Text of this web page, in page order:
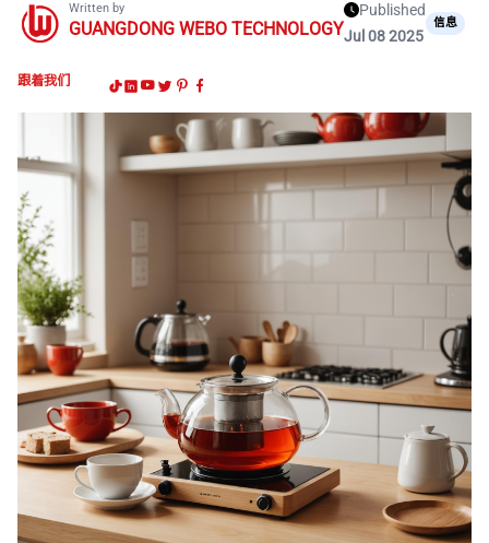
Written by
GUANGDONG WEBO TECHNOLOGY
Published
Jul 08 2025
信息
跟着我们